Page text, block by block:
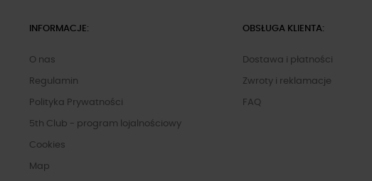
INFORMACJE:
O nas
Regulamin
Polityka Prywatności
5th Club - program lojalnościowy
Cookies
Map
OBSŁUGA KLIENTA:
Dostawa i płatności
Zwroty i reklamacje
FAQ